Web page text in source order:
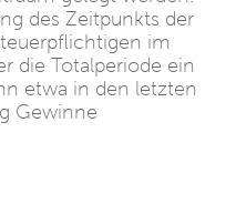
des Zeitpunkts der
im
die Totalperiode ein
etwa in den letzten
Gewinne